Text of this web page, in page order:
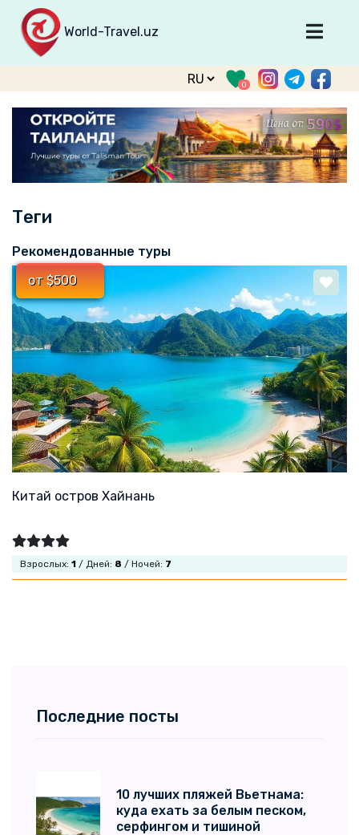
World-Travel.uz
Главная
Направления
Туры
Тур. фирмы
Табло прилета
Войти
Зарегистрироваться
support@world-travel.uz
0
Теги
Рекомендованные туры
от $500
Китай остров Хайнань
Взрослых: 1 / Дней: 8 / Ночей: 7
Последние посты
10 лучших пляжей Вьетнама:
куда ехать за белым песком,
серфингом и тишиной